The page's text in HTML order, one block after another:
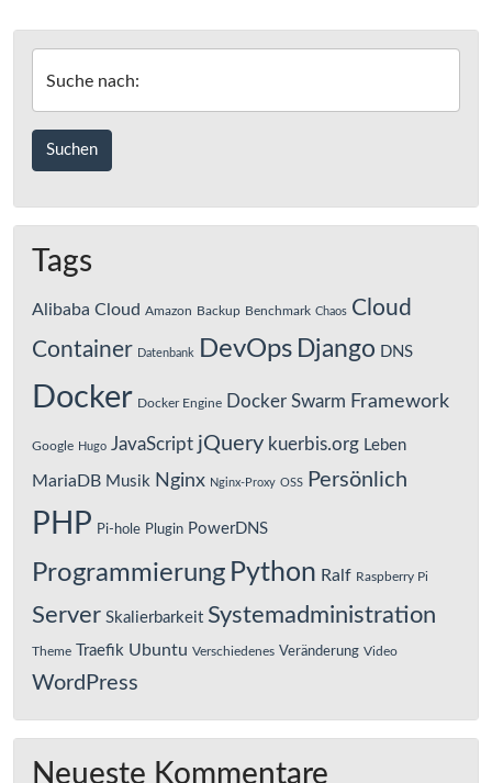
Suche nach:
Tags
Alibaba Cloud Amazon Backup Benchmark Chaos Cloud
Container Datenbank DevOps Django DNS
Docker Docker Engine Docker Swarm Framework
Google Hugo JavaScript jQuery kuerbis.org Leben
MariaDB Musik Nginx Nginx-Proxy OSS Persönlich
PHP Pi-hole Plugin PowerDNS
Programmierung Python Ralf Raspberry Pi
Server Skalierbarkeit Systemadministration
Theme Traefik Ubuntu Verschiedenes Veränderung Video
WordPress
Neueste Kommentare